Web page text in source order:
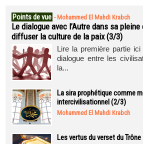
Points de vue - Mohammed El Mahdi Krabch
Le dialogue avec l’Autre dans sa
diffuser la culture de la paix (3/3)
Lire la première partie
dialogue entre les
la...
La sira prophétique comme
intercivilisationnel (2/3)
Mohammed El Mahdi Krabch
Les vertus du verset du